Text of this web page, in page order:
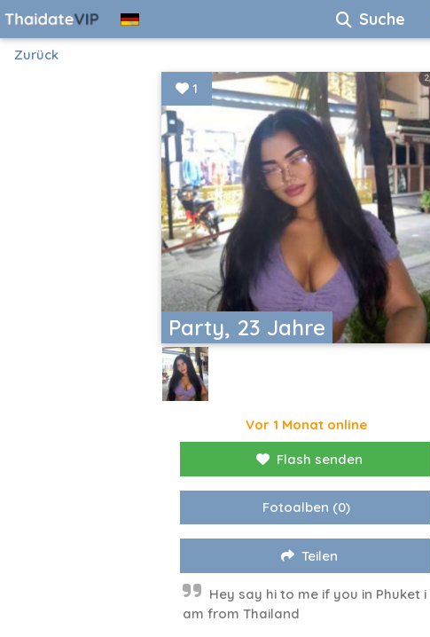
Suche
Zurück
Party, 23 Jahre
1
Vor 1 Monat online
Flash senden
Fotoalben (0)
Teilen
Hey say hi to me if you in Phuket i
am from Thailand